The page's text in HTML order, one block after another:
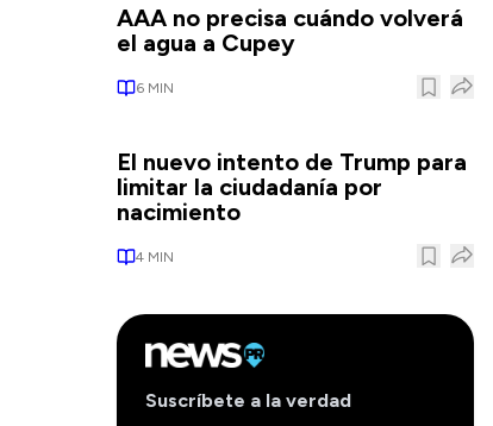
AAA no precisa cuándo volverá
el agua a Cupey
6 MIN
El nuevo intento de Trump para
limitar la ciudadanía por
nacimiento
4 MIN
Suscríbete a la verdad